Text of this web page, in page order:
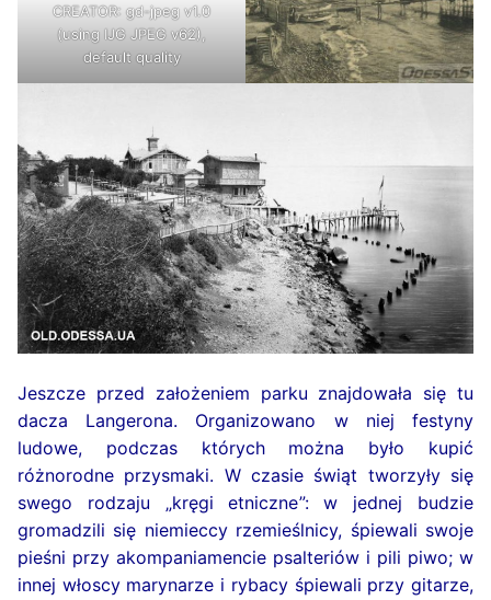
CREATOR: gd-jpeg v1.0
(using IJG JPEG v62),
default quality
Jeszcze przed założeniem parku znajdowała się tu
dacza Langerona. Organizowano w niej festyny
ludowe, podczas których można było kupić
różnorodne przysmaki. W czasie świąt tworzyły się
swego rodzaju „kręgi etniczne”: w jednej budzie
gromadzili się niemieccy rzemieślnicy, śpiewali swoje
pieśni przy akompaniamencie psalteriów i pili piwo; w
innej włoscy marynarze i rybacy śpiewali przy gitarze,